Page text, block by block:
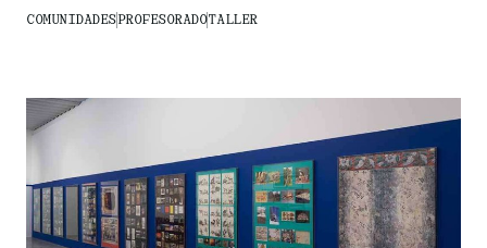
COMUNIDADESPROFESORADOTALLER